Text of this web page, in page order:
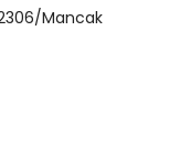
Mancak